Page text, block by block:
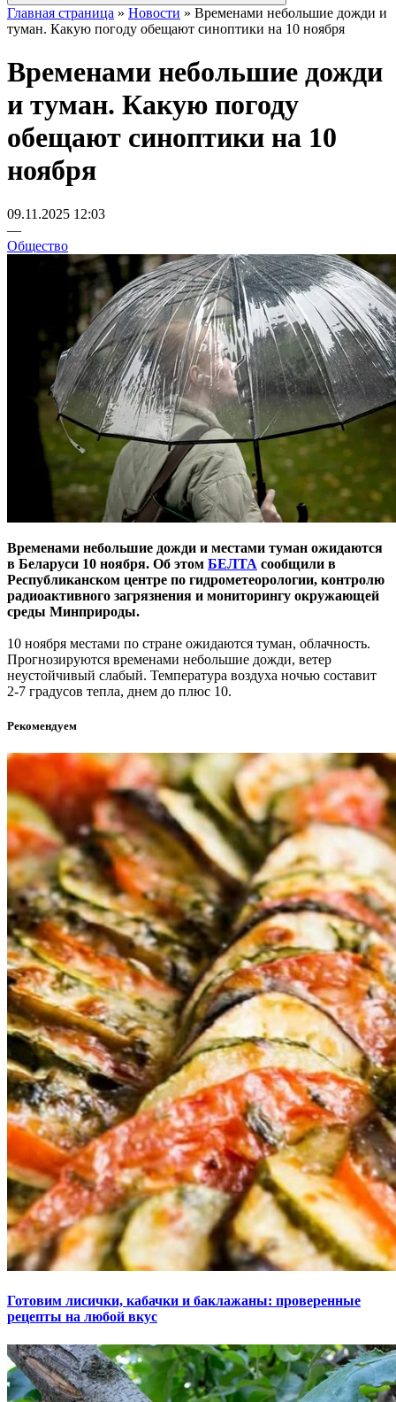
Главная страница » Новости » Временами небольшие дожди и
туман. Какую погоду обещают синоптики на 10 ноября
Временами небольшие дожди
и туман. Какую погоду
обещают синоптики на 10
ноября
09.11.2025 12:03
—
Общество
Временами небольшие дожди и местами туман ожидаются
в Беларуси 10 ноября. Об этом БЕЛТА сообщили в
Республиканском центре по гидрометеорологии, контролю
радиоактивного загрязнения и мониторингу окружающей
среды Минприроды.
10 ноября местами по стране ожидаются туман, облачность.
Прогнозируются временами небольшие дожди, ветер
неустойчивый слабый. Температура воздуха ночью составит
2-7 градусов тепла, днем до плюс 10.
Рекомендуем
Готовим лисички, кабачки и баклажаны: проверенные
рецепты на любой вкус